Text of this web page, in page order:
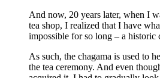
And now, 20 years later, when I
tea shop, I realized that I have
impossible for so long – a historic
As such, the chagama is used to
the tea ceremony. And even